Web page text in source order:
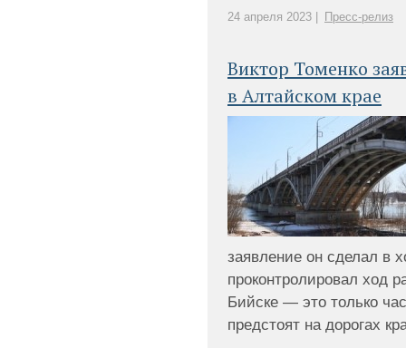
24 апреля 2023 | Пресс-релиз
Виктор Томенко
в Алтайском крае
заявление он сделал в
проконтролировал ход
Бийске — это только
предстоят на дорогах